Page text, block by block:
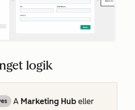
logik
A Marketing Hub eller